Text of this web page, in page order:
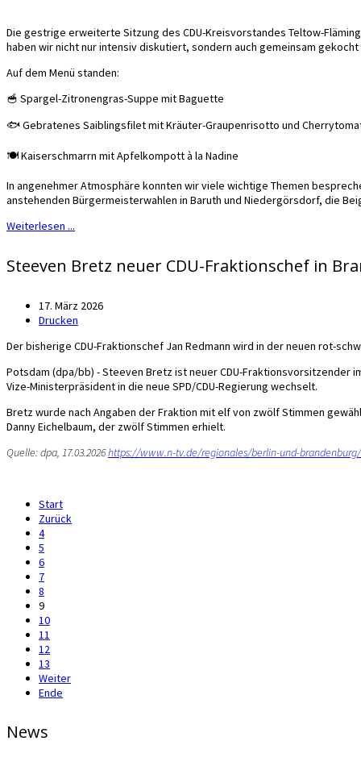
Die gestrige erweiterte Sitzung des CDU-Kreisvorstandes Teltow-
haben wir nicht nur intensiv diskutiert, sondern auch gemeinsam
Auf dem Menü standen:
🥣 Spargel-Zitronengras-Suppe mit Baguette
🐟 Gebratenes Saiblingsfilet mit Kräuter-Graupenrisotto und
🍽️ Kaiserschmarrn mit Apfelkompott à la Nadine
In angenehmer Atmosphäre konnten wir viele wichtige Themen
anstehenden Bürgermeisterwahlen in Baruth und Niedergörsdorf, die
Weiterlesen ...
Steeven Bretz neuer CDU-Fraktionschef in
17. März 2026
Drucken
Der bisherige CDU-Fraktionschef Jan Redmann wird in der neuen rot-
Potsdam (dpa/bb) - Steeven Bretz ist neuer CDU-Fraktionsvorsitzender
Vize-Ministerpräsident in die neue SPD/CDU-Regierung wechselt.
Bretz wurde nach Angaben der Fraktion mit elf von zwölf Stimmen
Danny Eichelbaum, der zwölf Stimmen erhielt.
Quelle: dpa, 17.03.2026https://www.n-tv.de/regionales/berlin-und-brandenburg/
Start
Zurück
4
5
6
7
8
9
10
11
12
13
Weiter
Ende
News